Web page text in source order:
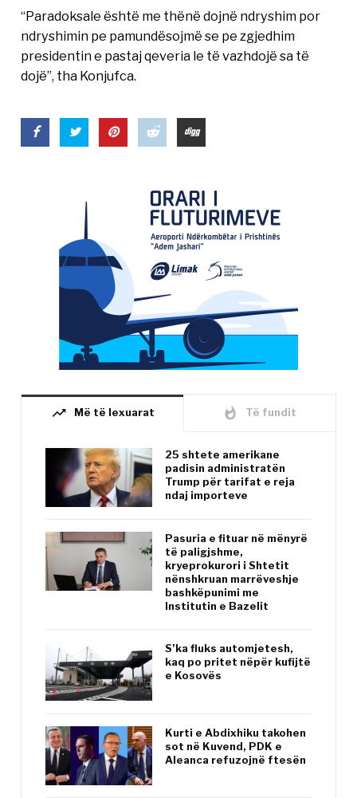
“Paradoksale është me thënë dojnë ndryshim por
ndryshimin pe pamundësojmë se pe zgjedhim
presidentin e pastaj qeveria le të vazhdojë sa të
dojë”, tha Konjufca.
trending_up Më të lexuarat whatshot Të fundit
25 shtete amerikane
padisin administratën
Trump për tarifat e reja
ndaj importeve
Pasuria e fituar në mënyrë
të paligjshme,
kryeprokurori i Shtetit
nënshkruan marrëveshje
bashkëpunimi me
Institutin e Bazelit
S’ka fluks automjetesh,
kaq po pritet nëpër kufijtë
e Kosovës
Kurti e Abdixhiku takohen
sot në Kuvend, PDK e
Aleanca refuzojnë ftesën